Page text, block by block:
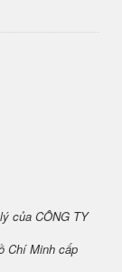
của CÔNG TY
Chí Minh cấp